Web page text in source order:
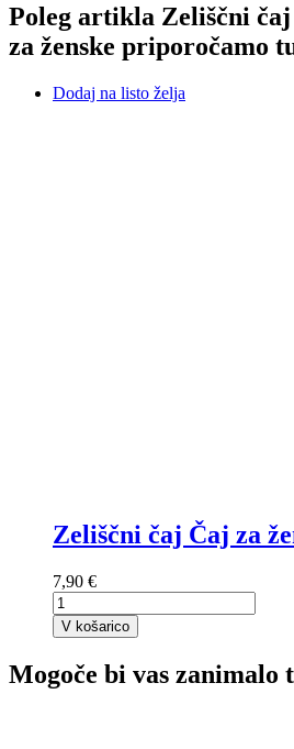
Poleg artikla Zeliščni
za ženske priporočamo
Dodaj na listo želja
Zeliščni čaj Čaj za
7,90 €
V košarico
Mogoče bi vas zanimalo